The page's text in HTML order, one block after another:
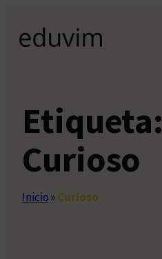
contenido
Etiqueta:
Curioso
Inicio»Curioso